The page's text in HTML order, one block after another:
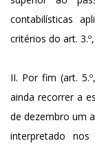
contabilísticas
critérios do art. 3.º,
II. Por fim (art.
ainda recorrer a
de dezembro um
interpretado